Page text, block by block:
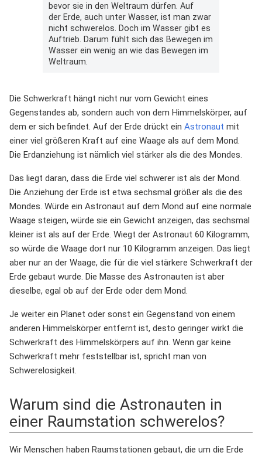
bevor sie in den Weltraum dürfen. Auf
der Erde, auch unter Wasser, ist man zwar
nicht schwerelos. Doch im Wasser gibt es
Auftrieb. Darum fühlt sich das Bewegen im
Wasser ein wenig an wie das Bewegen im
Weltraum.
Die Schwerkraft hängt nicht nur vom Gewicht eines
Gegenstandes ab, sondern auch von dem Himmelskörper, auf
dem er sich befindet. Auf der Erde drückt ein Astronaut mit
einer viel größeren Kraft auf eine Waage als auf dem Mond.
Die Erdanziehung ist nämlich viel stärker als die des Mondes.
Das liegt daran, dass die Erde viel schwerer ist als der Mond.
Die Anziehung der Erde ist etwa sechsmal größer als die des
Mondes. Würde ein Astronaut auf dem Mond auf eine normale
Waage steigen, würde sie ein Gewicht anzeigen, das sechsmal
kleiner ist als auf der Erde. Wiegt der Astronaut 60 Kilogramm,
so würde die Waage dort nur 10 Kilogramm anzeigen. Das liegt
aber nur an der Waage, die für die viel stärkere Schwerkraft der
Erde gebaut wurde. Die Masse des Astronauten ist aber
dieselbe, egal ob auf der Erde oder dem Mond.
Je weiter ein Planet oder sonst ein Gegenstand von einem
anderen Himmelskörper entfernt ist, desto geringer wirkt die
Schwerkraft des Himmelskörpers auf ihn. Wenn gar keine
Schwerkraft mehr feststellbar ist, spricht man von
Schwerelosigkeit.
Warum sind die Astronauten in
einer Raumstation schwerelos?
Wir Menschen haben Raumstationen gebaut, die um die Erde